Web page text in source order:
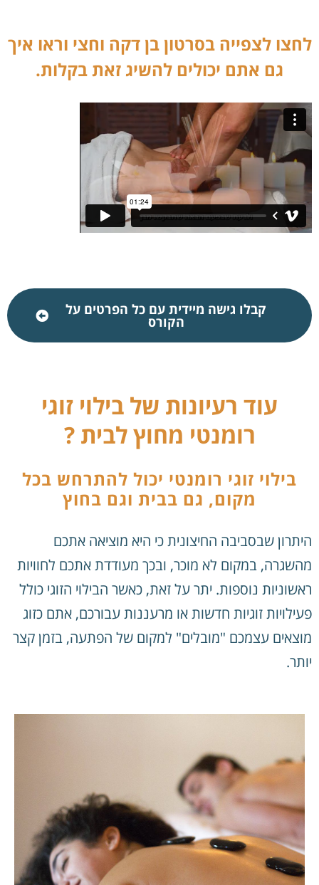
לחצו לצפייה בסרטון בן דקה וחצי וראו איך
גם אתם יכולים להשיג זאת בקלות.
קבלו גישה מיידית עם כל הפרטים על
הקורס
עוד רעיונות של בילוי זוגי
רומנטי מחוץ לבית ?
בילוי זוגי רומנטי יכול להתרחש בכל
מקום, גם בבית וגם בחוץ
היתרון שבסביבה החיצונית כי היא מוציאה אתכם
מהשגרה, במקום לא מוכר, ובכך מעודדת אתכם לחוויות
ראשוניות נוספות. יתר על זאת, כאשר הבילוי הזוגי כולל
פעילויות זוגיות חדשות או מרעננות עבורכם, אתם כזוג
מוצאים עצמכם "מובלים" למקום של הפתעה, בזמן קצר
יותר.